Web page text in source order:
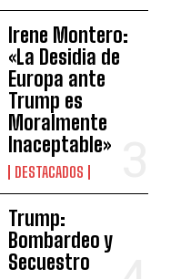
Irene Montero:
«La Desidia de
Europa ante
Trump es
Moralmente
Inaceptable»
DESTACADOS
Trump:
Bombardeo y
Secuestro